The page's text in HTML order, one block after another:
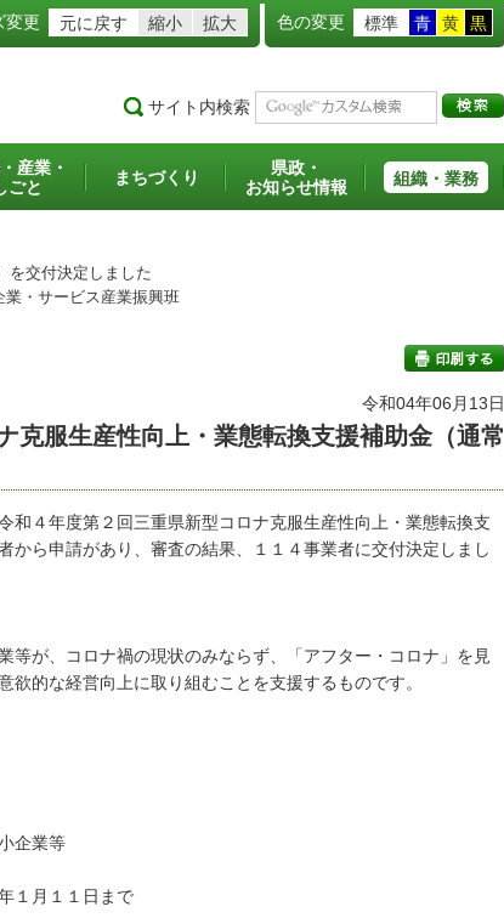
変更 元に戻す 縮小 拡大 色の変更 標準 青 黄 黒
サイト内検索
産業・
ごと
まちづくり
県政・
お知らせ情報
組織・業務
を交付決定しました
・サービス産業振興班
令和04年06月13日
克服生産性向上・業態転換支援補助金（通常
４年度第２回三重県新型コロナ克服生産性向上・業態転換支
から申請があり、審査の結果、１１４事業者に交付決定しまし
が、コロナ禍の現状のみならず、「アフター・コロナ」を見
的な経営向上に取り組むことを支援するものです。
企業等
１月１１日まで